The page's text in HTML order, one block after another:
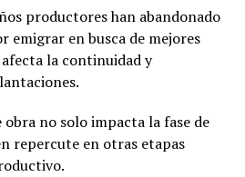
productores han abandonado
emigrar en busca de mejores
la continuidad y
obra no solo impacta la fase de
repercute en otras etapas